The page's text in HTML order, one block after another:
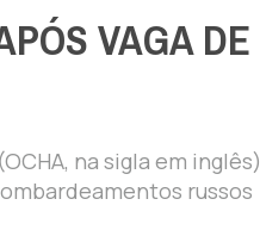
VAGA DE
na sigla em inglês)
russos